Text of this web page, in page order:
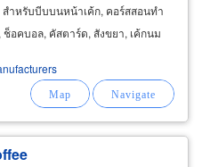
ำหรับบีบบนหน้าเค้ก, คอร์สสอนทำ
อคบอล, คัสตาร์ด, สังขยา, เค้กนม